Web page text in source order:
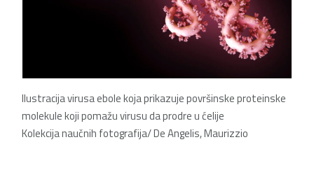
Ilustracija virusa ebole koja prikazuje površinske proteinske
molekule koji pomažu virusu da prodre u ćelije
Kolekcija naučnih fotografija/ De Angelis, Maurizzio